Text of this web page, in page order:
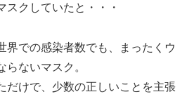
スクしていたと・・・
界での感染者数でも、まったくウ
らないマスク。
だけで、少数の正しいことを主張